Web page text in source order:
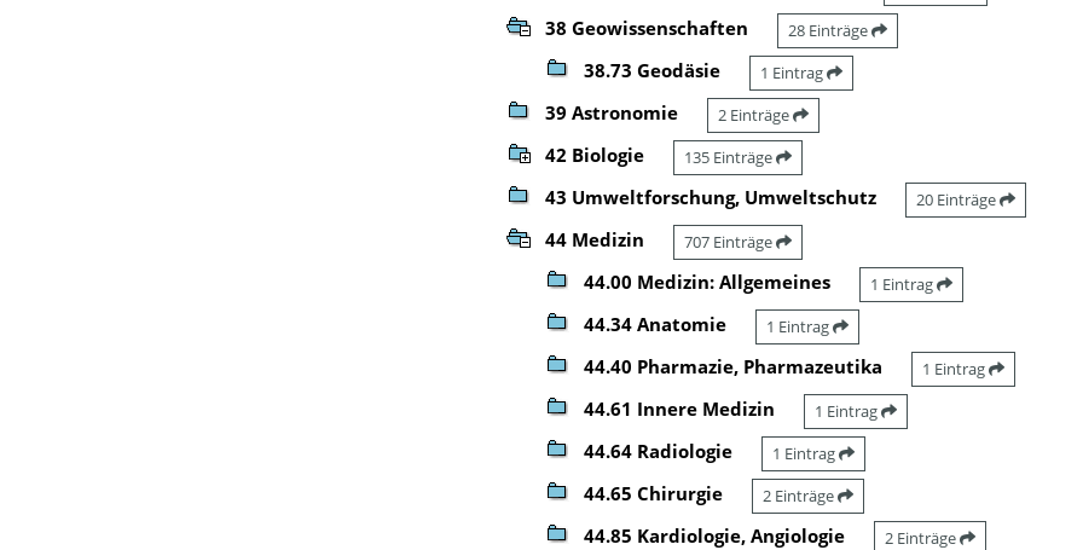
38 Geowissenschaften 28 Einträge
38.73 Geodäsie 1 Eintrag
39 Astronomie 2 Einträge
42 Biologie 135 Einträge
43 Umweltforschung, Umweltschutz 20 Einträge
44 Medizin 707 Einträge
44.00 Medizin: Allgemeines 1 Eintrag
44.34 Anatomie 1 Eintrag
44.40 Pharmazie, Pharmazeutika 1 Eintrag
44.61 Innere Medizin 1 Eintrag
44.64 Radiologie 1 Eintrag
44.65 Chirurgie 2 Einträge
44.85 Kardiologie, Angiologie 2 Einträge